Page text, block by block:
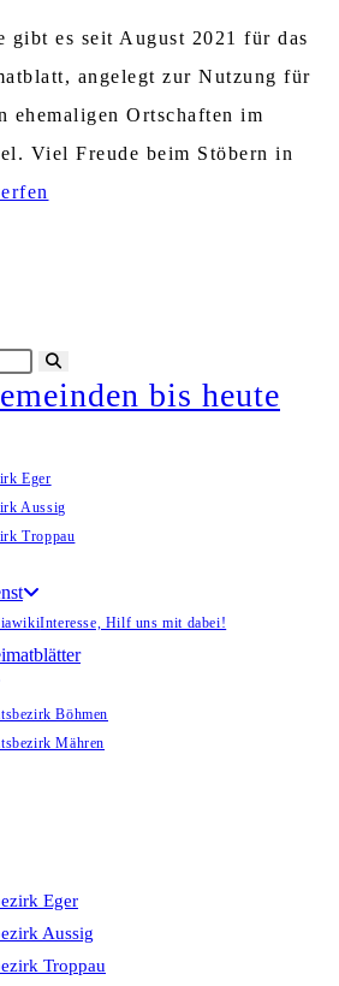
gibt es seit August 2021 für das
angelegt zur Nutzung für
ehemaligen Ortschaften im
Viel Freude beim Stöbern in
starten
bis heute
Eger
Aussig
Troppau
Interesse, Hilf uns mit dabei!
Böhmen
Mähren
Eger
Aussig
Troppau